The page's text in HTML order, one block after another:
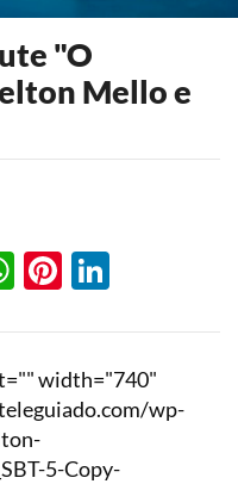
"O
Mello e
WhatsApp
Pinterest
width="740"
wp-
5-Copy-